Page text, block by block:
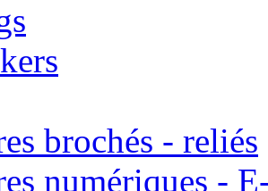
brochés - reliés
numériques -